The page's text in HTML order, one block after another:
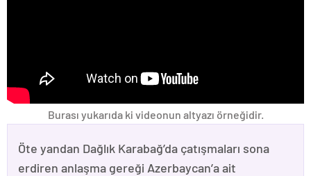
Burası yukarıda ki videonun altyazı örneğidir.
Öte yandan Dağlık Karabağ’da çatışmaları sona
erdiren anlaşma gereği Azerbaycan’a ait